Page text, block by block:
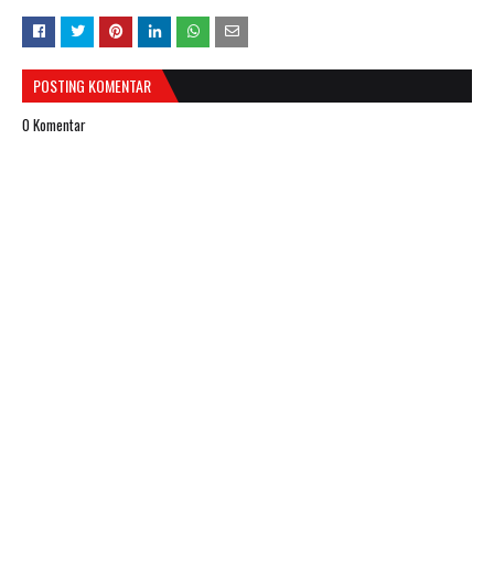
POSTING KOMENTAR
0 Komentar